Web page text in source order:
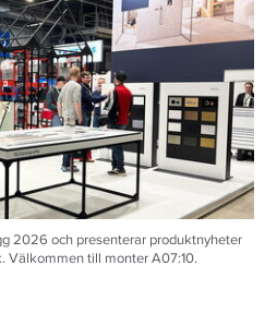
2026 och presenterar produktnyheter
Välkommen till monter A07:10.